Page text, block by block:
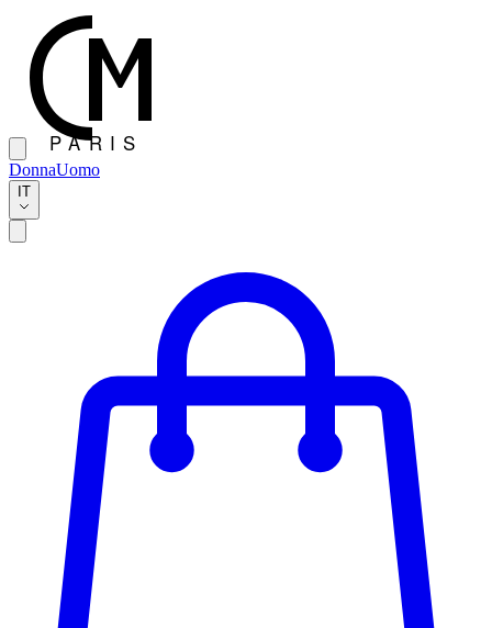
DonnaUomo
IT